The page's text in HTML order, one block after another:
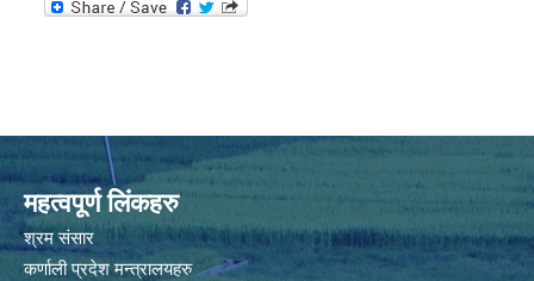
महत्वपूर्ण लिंकहरु
श्रम संसार
कर्णाली प्रदेश मन्त्रालयहरु